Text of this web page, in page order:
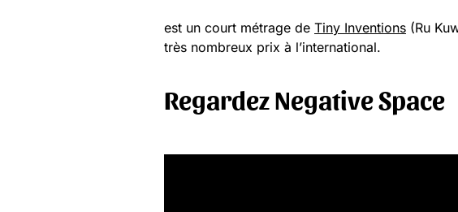
est un court métrage de Tiny Inventions (Ru
très nombreux prix à l’international.
Regardez Negative Space